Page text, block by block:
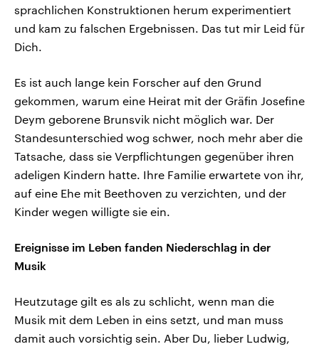
sprachlichen Konstruktionen herum experimentiert
und kam zu falschen Ergebnissen. Das tut mir Leid für
Dich.
Es ist auch lange kein Forscher auf den Grund
gekommen, warum eine Heirat mit der Gräfin Josefine
Deym geborene Brunsvik nicht möglich war. Der
Standesunterschied wog schwer, noch mehr aber die
Tatsache, dass sie Verpflichtungen gegenüber ihren
adeligen Kindern hatte. Ihre Familie erwartete von ihr,
auf eine Ehe mit Beethoven zu verzichten, und der
Kinder wegen willigte sie ein.
Ereignisse im Leben fanden Niederschlag in der
Musik
Heutzutage gilt es als zu schlicht, wenn man die
Musik mit dem Leben in eins setzt, und man muss
damit auch vorsichtig sein. Aber Du, lieber Ludwig,